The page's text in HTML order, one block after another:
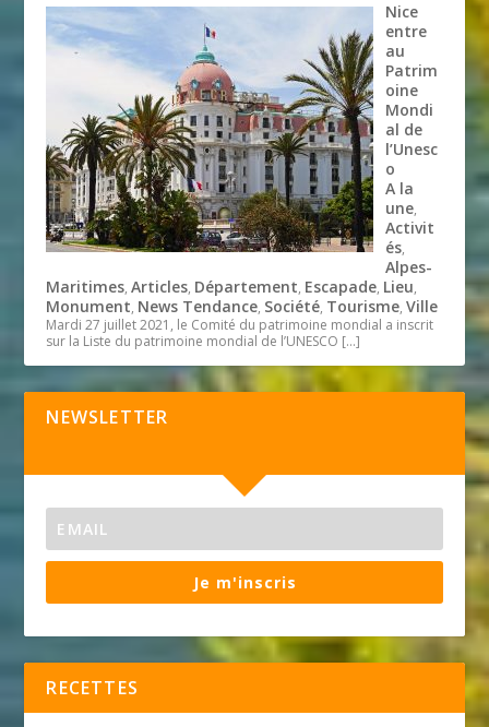
Nice
entre
au
Patrim
oine
Mondi
al de
l’Unesc
o
A la
une,
Activit
és,
Alpes-
Maritimes,Articles, Département, Escapade, Lieu,
Monument, News Tendance, Société, Tourisme,Ville
Mardi 27 juillet 2021, le Comité du patrimoine mondial a inscrit
sur la Liste du patrimoine mondial de l’UNESCO […]
NEWSLETTER
Je m'inscris
RECETTES